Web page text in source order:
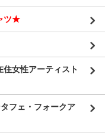
ツ★
女性アーティスト
フェ・フォークア